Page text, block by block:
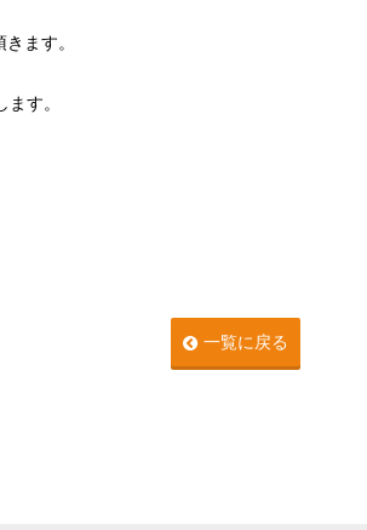
ます。
す。
一覧に戻る